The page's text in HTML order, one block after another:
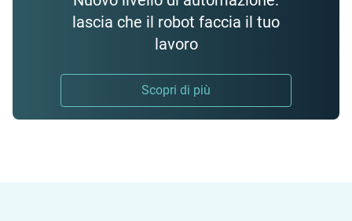
lascia che il robot faccia il tuo
lavoro
Scopri di più